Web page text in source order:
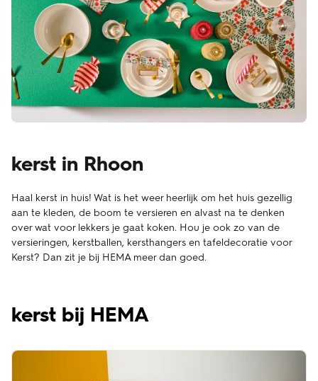
kerst in Rhoon
Haal kerst in huis! Wat is het weer heerlijk om het huis gezellig
aan te kleden, de boom te versieren en alvast na te denken
over wat voor lekkers je gaat koken. Hou je ook zo van de
versieringen, kerstballen, kersthangers en tafeldecoratie voor
Kerst? Dan zit je bij HEMA meer dan goed.
kerst bij HEMA